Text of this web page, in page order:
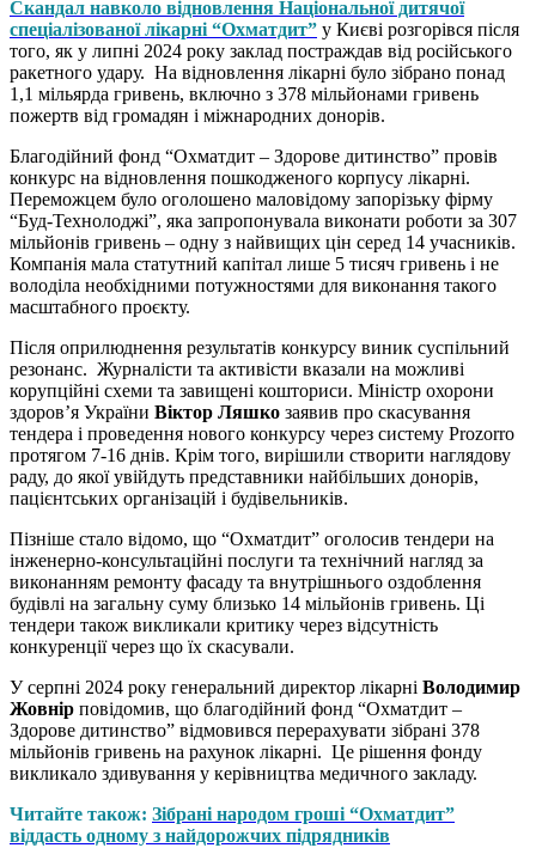
Скандал навколо відновлення Національної дитячої
спеціалізованої лікарні “Охматдит” у Києві розгорівся після
того, як у липні 2024 року заклад постраждав від російського
ракетного удару. На відновлення лікарні було зібрано понад
1,1 мільярда гривень, включно з 378 мільйонами гривень
пожертв від громадян і міжнародних донорів.
Благодійний фонд “Охматдит – Здорове дитинство” провів
конкурс на відновлення пошкодженого корпусу лікарні.
Переможцем було оголошено маловідому запорізьку фірму
“Буд-Технолоджі”, яка запропонувала виконати роботи за 307
мільйонів гривень – одну з найвищих цін серед 14 учасників.
Компанія мала статутний капітал лише 5 тисяч гривень і не
володіла необхідними потужностями для виконання такого
масштабного проєкту.
Після оприлюднення результатів конкурсу виник суспільний
резонанс. Журналісти та активісти вказали на можливі
корупційні схеми та завищені кошториси. Міністр охорони
здоров’я України Віктор Ляшко заявив про скасування
тендера і проведення нового конкурсу через систему Prozorro
протягом 7-16 днів. Крім того, вирішили створити наглядову
раду, до якої увійдуть представники найбільших донорів,
пацієнтських організацій і будівельників.
Пізніше стало відомо, що “Охматдит” оголосив тендери на
інженерно-консультаційні послуги та технічний нагляд за
виконанням ремонту фасаду та внутрішнього оздоблення
будівлі на загальну суму близько 14 мільйонів гривень. Ці
тендери також викликали критику через відсутність
конкуренції через що їх скасували.
У серпні 2024 року генеральний директор лікарні Володимир
Жовнір повідомив, що благодійний фонд “Охматдит –
Здорове дитинство” відмовився перерахувати зібрані 378
мільйонів гривень на рахунок лікарні. Це рішення фонду
викликало здивування у керівництва медичного закладу.
Читайте також: Зібрані народом гроші “Охматдит”
віддасть одному з найдорожчих підрядників